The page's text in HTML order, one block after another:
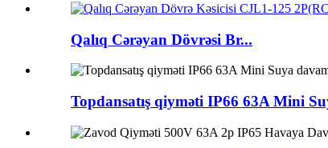
Qalıq Cərəyan Dövrəsi Br...
Topdansatış qiyməti IP66 63A Mini